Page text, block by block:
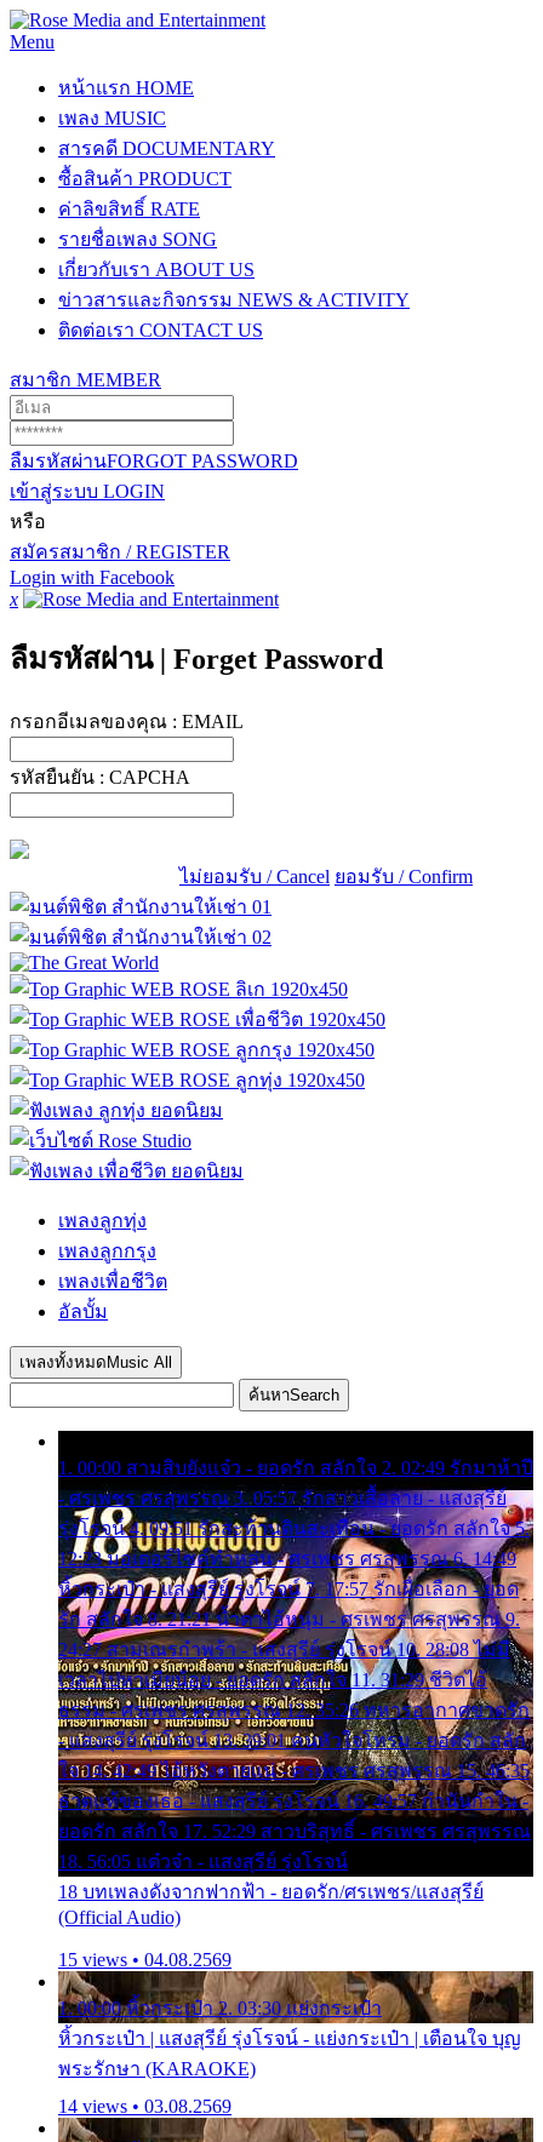
Menu
หน้าแรก HOME
เพลง MUSIC
สารคดี DOCUMENTARY
ซื้อสินค้า PRODUCT
ค่าลิขสิทธิ์ RATE
รายชื่อเพลง SONG
เกี่ยวกับเรา ABOUT US
ข่าวสารและกิจกรรม NEWS & ACTIVITY
ติดต่อเรา CONTACT US
สมาชิก MEMBER
ลืมรหัสผ่านFORGOT PASSWORD
เข้าสู่ระบบ LOGIN
หรือ
สมัครสมาชิก / REGISTER
Login with Facebook
x
ลืมรหัสผ่าน | Forget Password
กรอกอีเมลของคุณ : EMAIL
รหัสยืนยัน : CAPCHA
ไม่ยอมรับ / Cancel ยอมรับ / Confirm
เพลงลูกทุ่ง
เพลงลูกกรุง
เพลงเพื่อชีวิต
อัลบั้ม
เพลงทั้งหมด Music All
ค้นหาSearch
1. 00:00 สามสิบยังแจ๋ว - ยอดรัก สลักใจ 2. 02:49 รักมาห้าปี
- ศรเพชร ศรสุพรรณ 3. 05:57 รักสาวเสื้อลาย - แสงสุรีย์
รุ่งโรจน์ 4. 09:51 รักสะท้านดินสะเทือน - ยอดรัก สลักใจ 5.
12:23 มอเตอร์ไซค์ทำหล่น - ศรเพชร ศรสุพรรณ 6. 14:49
หิ้วกระเป๋า - แสงสุรีย์ รุ่งโรจน์ 7. 17:57 รักเผื่อเลือก - ยอด
รัก สลักใจ 8. 21:21 น้ำตาไอ้หนุ่ม - ศรเพชร ศรสุพรรณ 9.
24:27 สามเณรกำพร้า - แสงสุรีย์ รุ่งโรจน์ 10. 28:08 ไม่มี
เวลาไปหาเมียน้อย - ยอดรัก สลักใจ 11. 31:29 ชีวิตไอ้
ธรรม - ศรเพชร ศรสุพรรณ 12. 35:26 ทหารอากาศขาดรัก
- แสงสุรีย์ รุ่งโรจน์ 13. 39:01 คนหัวใจโทรม - ยอดรัก สลัก
ใจ 14. 42:49 ไอ้หวังตายแน่ - ศรเพชร ศรสุพรรณ 15. 46:35
ธาตุแท้ของเธอ - แสงสุรีย์ รุ่งโรจน์ 16. 49:57 กำนันกำใน -
ยอดรัก สลักใจ 17. 52:29 สาวบริสุทธิ์ - ศรเพชร ศรสุพรรณ
18. 56:05 แต๋วจ๋า - แสงสุรีย์ รุ่งโรจน์
18 บทเพลงดังจากฟากฟ้า - ยอดรัก/ศรเพชร/แสงสุรีย์
(Official Audio)
15 views • 04.08.2569
1. 00:00 หิ้วกระเป๋า 2. 03:30 แย่งกระเป๋า
หิ้วกระเป๋า | แสงสุรีย์ รุ่งโรจน์ - แย่งกระเป๋า | เตือนใจ บุญ
พระรักษา (KARAOKE)
14 views • 03.08.2569